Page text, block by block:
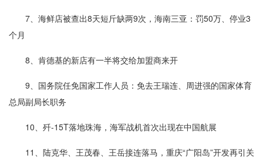
7、海鲜店被查出8天短斤缺两9次，海南三亚：罚50万、停业3
个月
8、肯德基的新店有一半将交给加盟商来开
9、国务院任免国家工作人员：免去王瑞连、周进强的国家体育
总局副局长职务
10、歼-15T落地珠海，海军战机首次出现在中国航展
11、陆克华、王茂春、王岳接连落马，重庆“广阳岛”开发再引关